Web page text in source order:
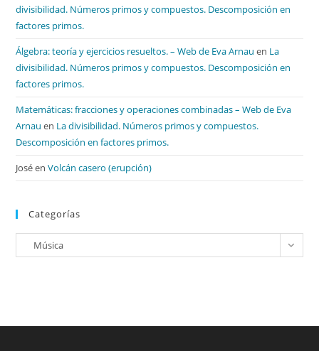
divisibilidad. Números primos y compuestos. Descomposición en
factores primos.
Álgebra: teoría y ejercicios resueltos. – Web de Eva Arnau en La
divisibilidad. Números primos y compuestos. Descomposición en
factores primos.
Matemáticas: fracciones y operaciones combinadas – Web de Eva
Arnau en La divisibilidad. Números primos y compuestos.
Descomposición en factores primos.
JoséenVolcán casero (erupción)
Categorías
Categorías
Música